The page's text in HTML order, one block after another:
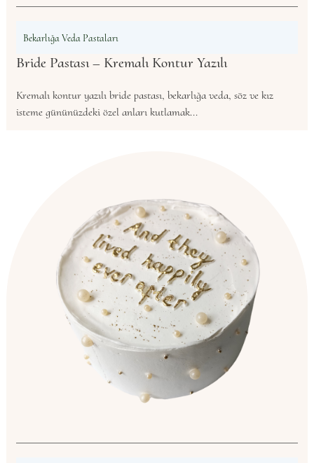
Bekarlığa Veda Pastaları
Bride Pastası – Kremalı Kontur Yazılı
Kremalı kontur yazılı bride pastası, bekarlığa veda, söz ve kız
isteme gününüzdeki özel anları kutlamak...